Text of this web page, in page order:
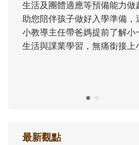
最新觀點